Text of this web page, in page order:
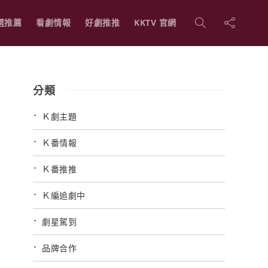
推薦 看劇情報 好劇推推 KKTV 官網
分類
Ｋ劇主題
Ｋ番情報
Ｋ番推推
Ｋ編追劇中
劇星駕到
品牌合作